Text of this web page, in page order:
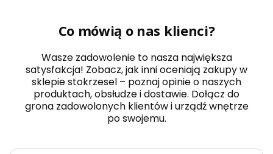
Co mówią o nas klienci?
Wasze zadowolenie to nasza największa
satysfakcja! Zobacz, jak inni oceniają zakupy w
sklepie stokrzesel – poznaj opinie o naszych
produktach, obsłudze i dostawie. Dołącz do
grona zadowolonych klientów i urządź wnętrze
po swojemu.